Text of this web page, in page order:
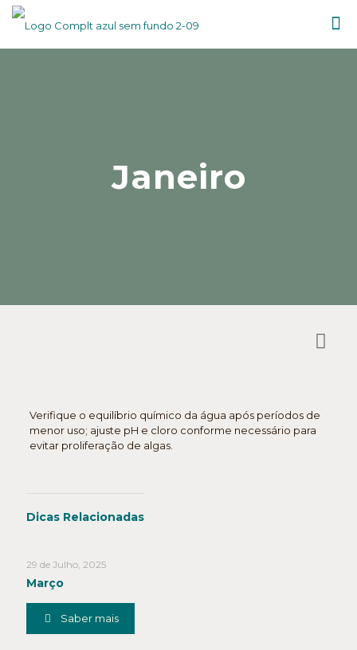
Janeiro
Verifique o equilíbrio químico da água após períodos de
menor uso; ajuste pH e cloro conforme necessário para
evitar proliferação de algas.
Dicas Relacionadas
29 de Julho, 2025
Março
Saber mais